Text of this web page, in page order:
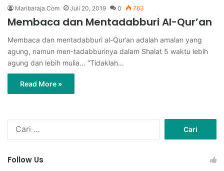
Maribaraja.Com Juli 20, 2019 0 763
Membaca dan Mentadabburi Al-Qur’an
Membaca dan mentadabburi al-Qur’an adalah amalan yang
agung, namun men-tadabburinya dalam Shalat 5 waktu lebih
agung dan lebih mulia… “Tidaklah…
Read More »
Follow Us